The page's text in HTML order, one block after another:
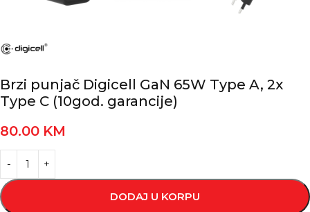
Brzi punjač Digicell GaN 65W Type A, 2x
Type C (10god. garancije)
80.00 KM
DODAJ U KORPU